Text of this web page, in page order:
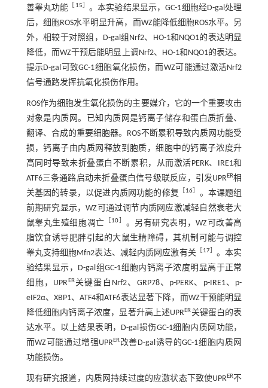
善睾丸功能
15
。本实验结果显示，GC-1细胞经D-gal处理
后，细胞ROS水平明显升高，而WZ能降低细胞ROS水平。另
外，相较于对照组，D-gal组Nrf2、HO-1和NQO1的表达明显
降低，而WZ干预后能明显上调Nrf2、HO-1和NQO1的表达。
提示D-gal可致GC-1细胞氧化损伤，而WZ可能通过激活Nrf2
信号通路发挥抗氧化损伤作用。
ROS作为细胞发生氧化损伤的主要媒介，它的一个重要攻击
对象是内质网。已知内质网是钙离子储存和蛋白质折叠、
翻译、合成的重要细胞器。ROS不断累积导致内质网功能受
损，钙离子由内质网释放到胞质，细胞中的钙离子浓度升
高同时导致未折叠蛋白不断累积，从而激活PERK、IRE1和
ATF6三条通路启动未折叠蛋白信号级联反应，引发UPRER相
关基因的转录，以促进内质网功能的修复
16
。本课题组
前期研究显示，WZ可通过调节内质网应激减轻自然衰老大
鼠睾丸生殖细胞凋亡
10
。另有研究表明，WZ可改善高
脂饮食诱导肥胖引起的大鼠生精障碍，其机制可能与调控
睾丸支持细胞Mfn2表达、减轻内质网应激有关
17］ 。本实
验结果显示，D-gal组GC-1细胞内钙离子浓度明显高于正常
细胞，UPRER关键蛋白Nrf2、GRP78、p-PERK、p-IRE1、p-
eIF2α、XBP1、ATF4和ATF6表达显著下降，而WZ干预能明显
降低细胞内钙离子浓度，显著升高上述UPRER关键蛋白的表
达水平。以上结果表明，D-gal损伤GC-1细胞内质网功能，
而WZ可能通过增强UPRER改善D-gal诱导的GC-1细胞内质网
功能损伤。
现有研究报道，内质网持续过度的应激状态下致使UPRER不